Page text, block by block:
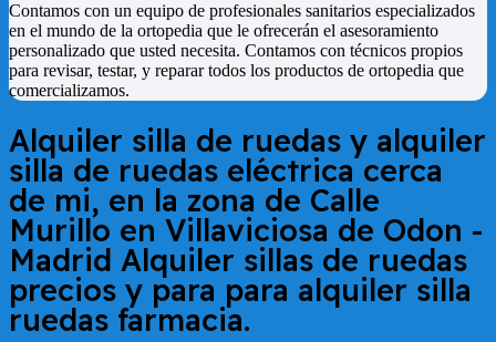
Contamos con un equipo de profesionales sanitarios especializados
en el mundo de la ortopedia que le ofrecerán el asesoramiento
personalizado que usted necesita. Contamos con técnicos propios
para revisar, testar, y reparar todos los productos de ortopedia que
comercializamos.
Alquiler silla de ruedas y alquiler
silla de ruedas eléctrica cerca
de mi, en la zona de Calle
Murillo en Villaviciosa de Odon -
Madrid Alquiler sillas de ruedas
precios y para para alquiler silla
ruedas farmacia.